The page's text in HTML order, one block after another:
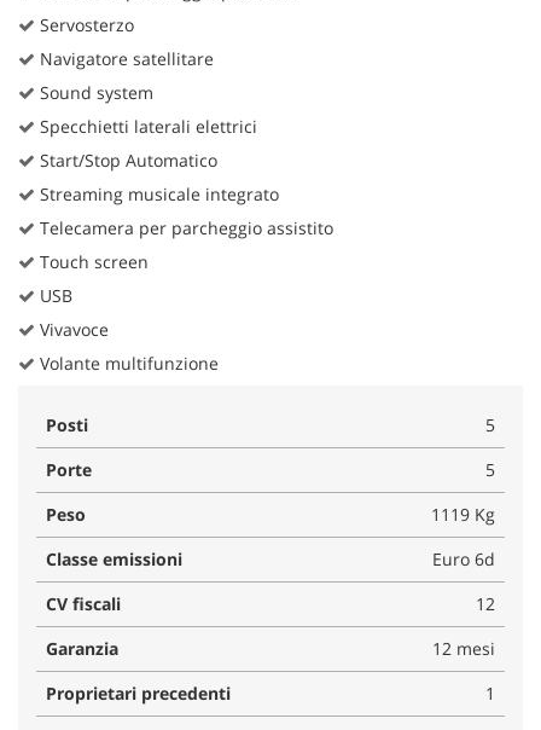
Servosterzo
Navigatore satellitare
Sound system
Specchietti laterali elettrici
Start/Stop Automatico
Streaming musicale integrato
Telecamera per parcheggio assistito
Touch screen
USB
Vivavoce
Volante multifunzione
Posti
5
Porte
5
Peso
1119 Kg
Classe emissioni
Euro 6d
CV fiscali
12
Garanzia
12 mesi
Proprietari precedenti
1